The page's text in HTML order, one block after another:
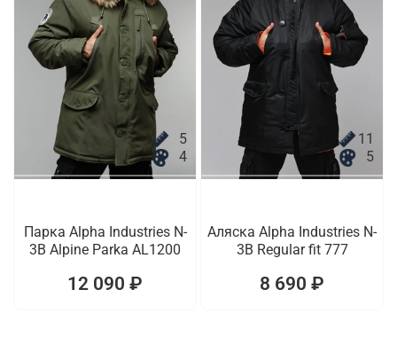
5
4
Парка Alpha Industries N-
3B Alpine Parka AL1200
12 090 ₽
11
5
Аляска Alpha Industries N-
3B Regular fit 777
8 690 ₽